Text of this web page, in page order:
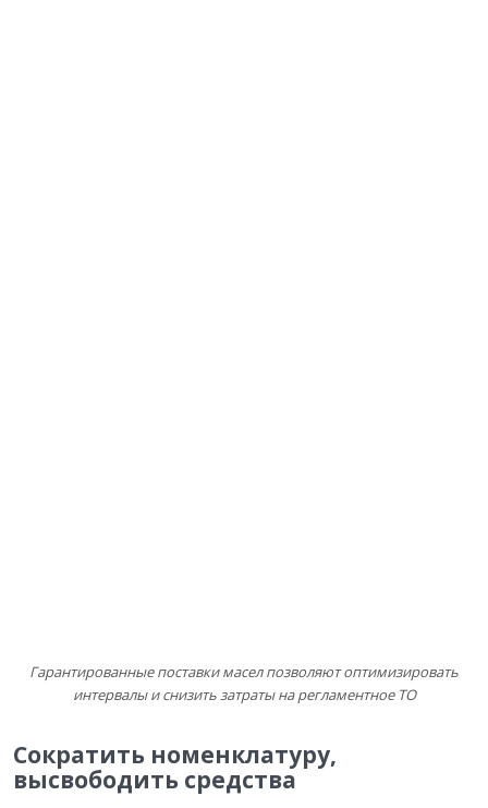
Гарантированные поставки масел позволяют оптимизировать
интервалы и снизить затраты на регламентное ТО
Сократить номенклатуру,
высвободить средства